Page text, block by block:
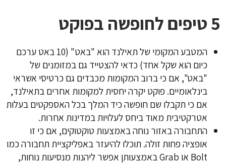
5 טיפים לחופשה בפוקט
המטבע המקומי של תאילנד הוא "באט" (10 באט ערכם
כיום הוא שקל אחד) כדאי להצטייד גם במזומנים של
"באט", אם כי ברוב המקומות מכבדים גם כרטיסי אשראי
בינלאומיים. פוקט יקרה יחסית למקומות אחרים בתאילנד,
אם כי תקבלו שם חופשה כיד המלך בכל האספקטים בעלות
אטרקטיבית מאוד ביחס לעלויות במדינות אחרות.
התחבורה באזור נוחה באמצעות טוקטוקים, אם כי זו
אופציה פחות זולה. תוכלו להיעזר באפליקציית תחבורה כמו
Bolt או Grab באמצעותן אפשר ליהנות מנסיעות נוחות,